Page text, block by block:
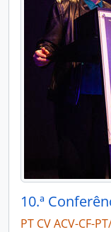
PT CV ACV-CF-